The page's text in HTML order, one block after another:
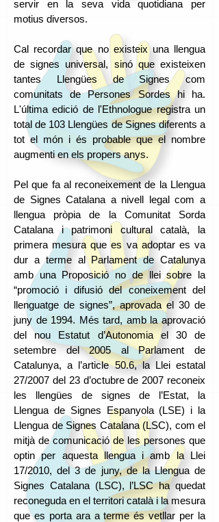
servir en la seva vida quotidiana per
motius diversos.
Cal recordar que no existeix una llengua
de signes universal, sinó que existeixen
tantes Llengües de Signes com
comunitats de Persones Sordes hi ha.
L'última edició de l'Ethnologue registra un
total de 103 Llengües de Signes diferents a
tot el món i és probable que el nombre
augmenti en els propers anys.
Pel que fa al reconeixement de la Llengua
de Signes Catalana a nivell legal com a
llengua pròpia de la Comunitat Sorda
Catalana i patrimoni cultural català, la
primera mesura que es va adoptar es va
dur a terme al Parlament de Catalunya
amb una Proposició no de llei sobre la
“promoció i difusió del coneixement del
llenguatge de signes”, aprovada el 30 de
juny de 1994. Més tard, amb la aprovació
del nou Estatut d’Autonomia el 30 de
setembre del 2005 al Parlament de
Catalunya, a l’article 50.6, la Llei estatal
27/2007 del 23 d’octubre de 2007 reconeix
les llengües de signes de l’Estat, la
Llengua de Signes Espanyola (LSE) i la
Llengua de Signes Catalana (LSC), com el
mitjà de comunicació de les persones que
optin per aquesta llengua i amb la Llei
17/2010, del 3 de juny, de la Llengua de
Signes Catalana (LSC), l’LSC ha quedat
reconeguda en el territori català i la mesura
que es porta ara a terme és vetllar per la